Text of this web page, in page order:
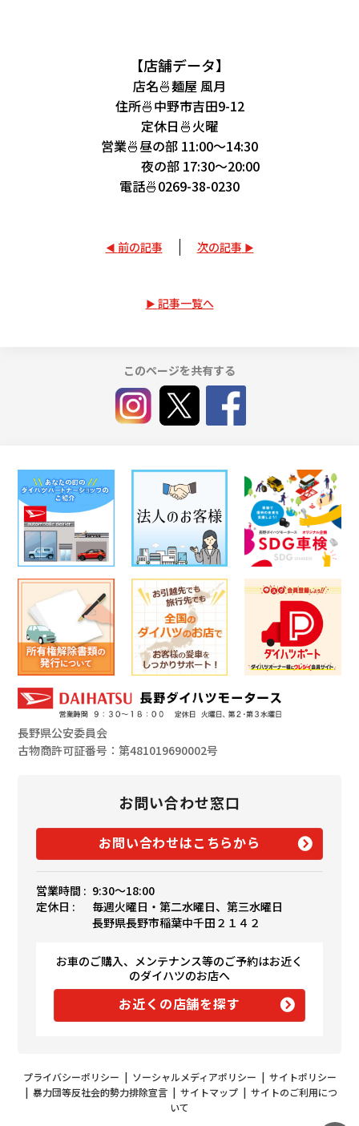
【店舗データ】
店名🍜麺屋 風月
住所🍜中野市吉田9-12
定休日🍜火曜
営業🍜昼の部 11:00～14:30
夜の部 17:30～20:00
電話🍜0269-38-0230
前の記事 次の記事
記事一覧へ
このページを共有する
長野県公安委員会
古物商許可証番号：第481019690002号
お問い合わせ窓口
お問い合わせはこちらから
営業時間 : 9:30〜18:00
定休日 :
毎週火曜日・第二水曜日、第三水曜日
長野県長野市稲葉中千田２１４２
お車のご購入、メンテナンス等のご予約はお近く
のダイハツのお店へ
お近くの店舗を探す
プライバシーポリシー | ソーシャルメディアポリシー | サイトポリシー
| 暴力団等反社会的勢力排除宣言| サイトマップ| サイトのご利用につ
いて